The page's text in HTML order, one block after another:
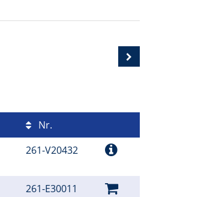
Nr.
261-V20432
261-E30011